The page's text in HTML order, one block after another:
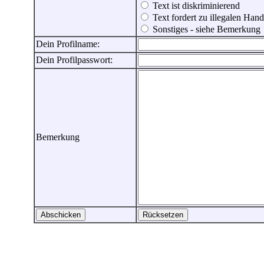
Text ist diskriminierend
Text fordert zu illegalen
Sonstiges - siehe Bemerkung
Dein Profilname:
Dein Profilpasswort:
Bemerkung